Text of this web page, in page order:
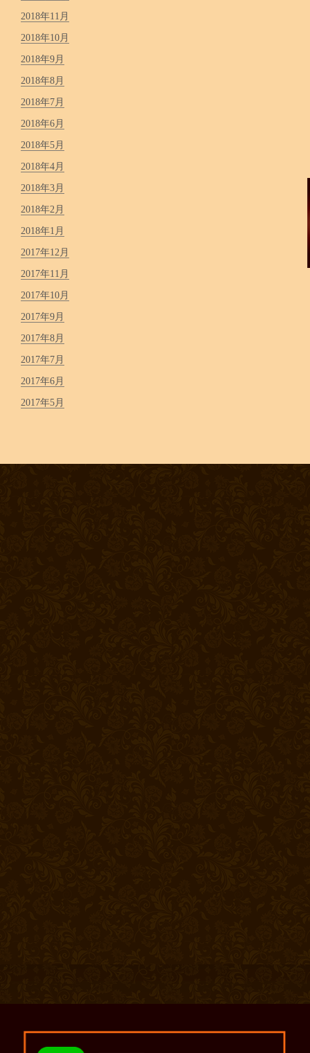
2018年11月
2018年10月
2018年9月
2018年8月
2018年7月
2018年6月
2018年5月
2018年4月
2018年3月
2018年2月
2018年1月
2017年12月
2017年11月
2017年10月
2017年9月
2017年8月
2017年7月
2017年6月
2017年5月